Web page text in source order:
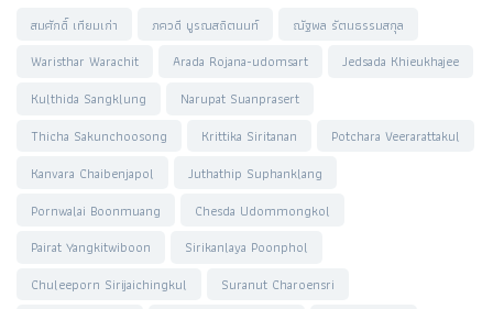
สมศักดิ์ เทียมเก่า ภควดี บูรณสถิตนนท์
ณัฐพล รัตนธรรมสกุล
Waristhar Warachit
Arada Rojana-udomsart
Jedsada Khieukhajee
Kulthida Sangklung
Narupat Suanprasert
Thicha Sakunchoosong
Krittika Siritanan
Potchara Veerarattakul
Kanvara Chaibenjapol
Juthathip Suphanklang
Pornwalai Boonmuang
Chesda Udommongkol
Pairat Yangkitwiboon
Sirikanlaya Poonphol
Chuleeporn Sirijaichingkul
Suranut Charoensri